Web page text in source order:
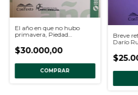
El año en que no hubo
primavera, Piedad
$30.000,00
COMPRAR
Breve
Darío